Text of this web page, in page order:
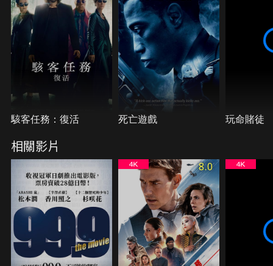
駭客任務：復活 死亡遊戲 玩命賭徒
相關影片
8.0